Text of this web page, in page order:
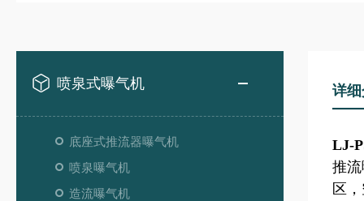
喷泉式曝气机
底座式推流器曝气机
喷泉曝气机
造流曝气机
详
LJ-
推
区